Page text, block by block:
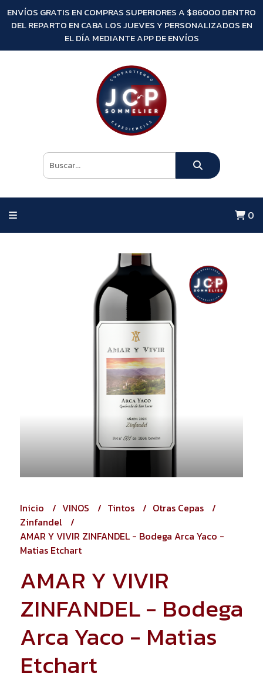
ENVÍOS GRATIS EN COMPRAS SUPERIORES A $86000 DENTRO
DEL REPARTO EN CABA LOS JUEVES Y PERSONALIZADOS EN
EL DÍA MEDIANTE APP DE ENVÍOS
0
Inicio VINOS Tintos
Otras Cepas
Zinfandel
AMAR Y VIVIR ZINFANDEL - Bodega Arca Yaco -
Matias Etchart
AMAR Y VIVIR
ZINFANDEL - Bodega
Arca Yaco - Matias
Etchart